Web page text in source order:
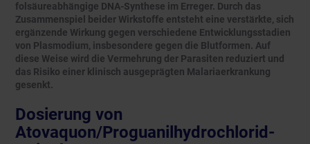
folsäureabhängige DNA-Synthese im Erreger. Durch das
Zusammenspiel beider Wirkstoffe entsteht eine verstärkte, sich
ergänzende Wirkung gegen verschiedene Entwicklungsstadien
von Plasmodium, insbesondere gegen die Blutformen. Auf
diese Weise wird die Vermehrung der Parasiten reduziert und
das Risiko einer klinisch ausgeprägten Malariaerkrankung
gesenkt.
Dosierung von
Atovaquon/Proguanilhydrochlorid-